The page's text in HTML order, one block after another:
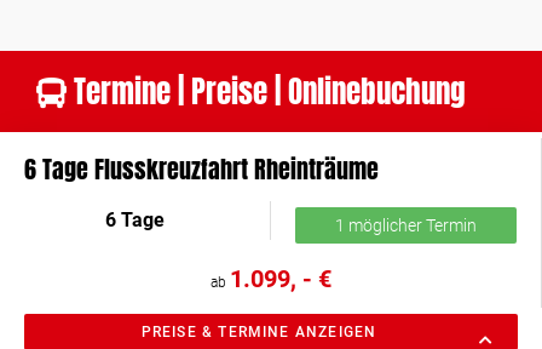
Termine | Preise | Onlinebuchung
6 Tage Flusskreuzfahrt Rheinträume
6 Tage 1 möglicher Termin
ab 1.099, - €
PREISE & TERMINE ANZEIGEN